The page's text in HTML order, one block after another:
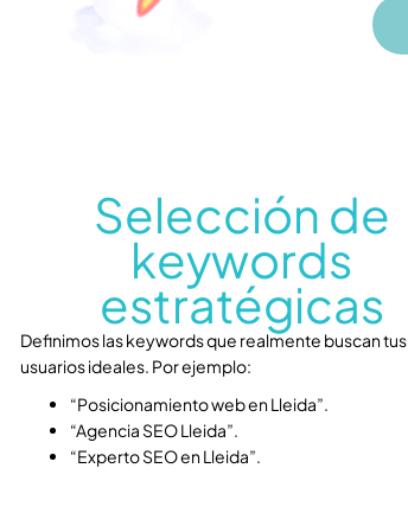
Selección de
keywords
estratégicas
Definimos las keywords que realmente buscan tus
usuarios ideales. Por ejemplo:
“Posicionamiento web en Lleida”.
“Agencia SEO Lleida”.
“Experto SEO en Lleida”.